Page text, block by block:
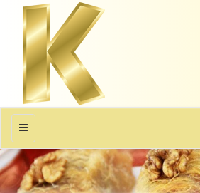
منو